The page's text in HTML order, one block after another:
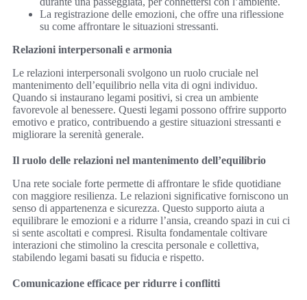
La registrazione delle emozioni, che offre una riflessione
su come affrontare le situazioni stressanti.
Relazioni interpersonali e armonia
Le relazioni interpersonali svolgono un ruolo cruciale nel
mantenimento dell’equilibrio nella vita di ogni individuo.
Quando si instaurano legami positivi, si crea un ambiente
favorevole al benessere. Questi legami possono offrire supporto
emotivo e pratico, contribuendo a gestire situazioni stressanti e
migliorare la serenità generale.
Il ruolo delle relazioni nel mantenimento dell’equilibrio
Una rete sociale forte permette di affrontare le sfide quotidiane
con maggiore resilienza. Le relazioni significative forniscono un
senso di appartenenza e sicurezza. Questo supporto aiuta a
equilibrare le emozioni e a ridurre l’ansia, creando spazi in cui ci
si sente ascoltati e compresi. Risulta fondamentale coltivare
interazioni che stimolino la crescita personale e collettiva,
stabilendo legami basati su fiducia e rispetto.
Comunicazione efficace per ridurre i conflitti